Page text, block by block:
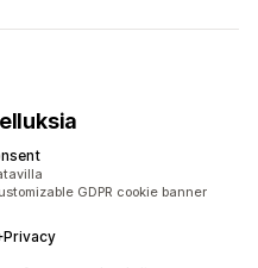
GDPR cookie banner